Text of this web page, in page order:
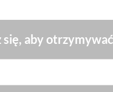
się, aby